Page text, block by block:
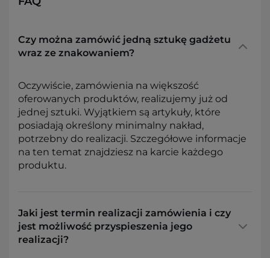
Czy można zamówić jedną sztukę gadżetu
wraz ze znakowaniem?
Oczywiście, zamówienia na większość
oferowanych produktów, realizujemy już od
jednej sztuki. Wyjątkiem są artykuły, które
posiadają określony minimalny nakład,
potrzebny do realizacji. Szczegółowe informacje
na ten temat znajdziesz na karcie każdego
produktu.
Jaki jest termin realizacji zamówienia i czy
jest możliwość przyspieszenia jego
realizacji?